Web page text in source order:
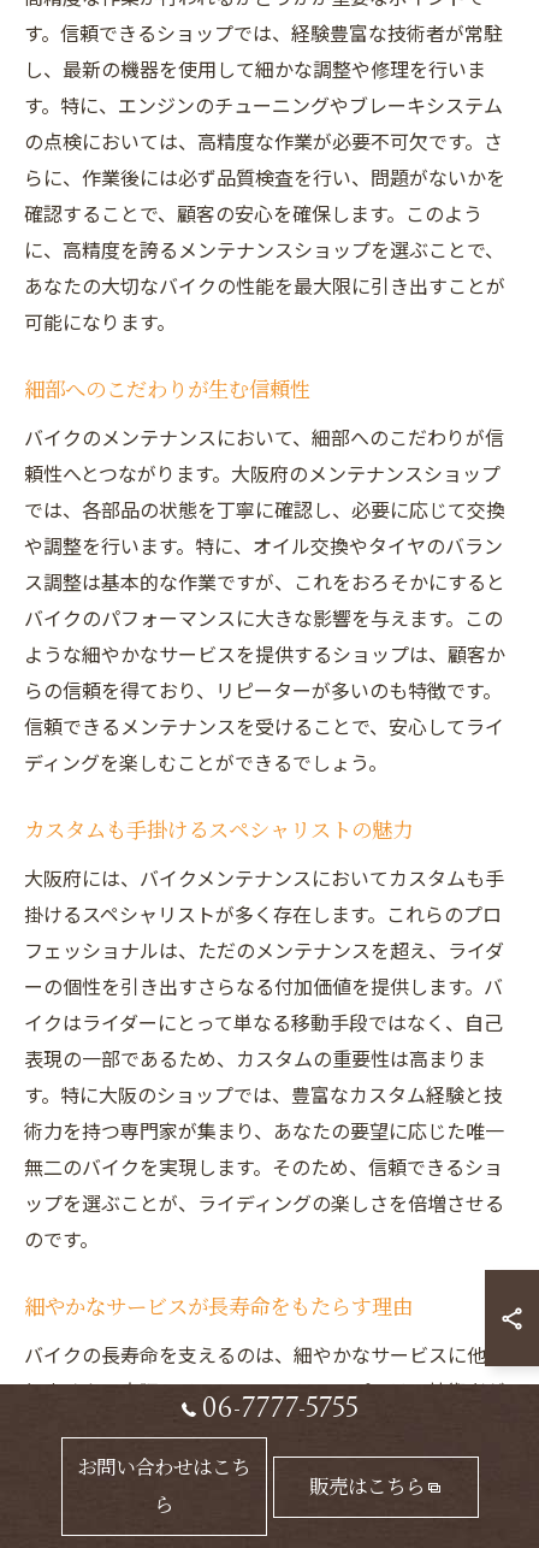
す。信頼できるショップでは、経験豊富な技術者が常駐
し、最新の機器を使用して細かな調整や修理を行いま
す。特に、エンジンのチューニングやブレーキシステム
の点検においては、高精度な作業が必要不可欠です。さ
らに、作業後には必ず品質検査を行い、問題がないかを
確認することで、顧客の安心を確保します。このよう
に、高精度を誇るメンテナンスショップを選ぶことで、
あなたの大切なバイクの性能を最大限に引き出すことが
可能になります。
細部へのこだわりが生む信頼性
バイクのメンテナンスにおいて、細部へのこだわりが信
頼性へとつながります。大阪府のメンテナンスショップ
では、各部品の状態を丁寧に確認し、必要に応じて交換
や調整を行います。特に、オイル交換やタイヤのバラン
ス調整は基本的な作業ですが、これをおろそかにすると
バイクのパフォーマンスに大きな影響を与えます。この
ような細やかなサービスを提供するショップは、顧客か
らの信頼を得ており、リピーターが多いのも特徴です。
信頼できるメンテナンスを受けることで、安心してライ
ディングを楽しむことができるでしょう。
カスタムも手掛けるスペシャリストの魅力
大阪府には、バイクメンテナンスにおいてカスタムも手
掛けるスペシャリストが多く存在します。これらのプロ
フェッショナルは、ただのメンテナンスを超え、ライダ
ーの個性を引き出すさらなる付加価値を提供します。バ
イクはライダーにとって単なる移動手段ではなく、自己
表現の一部であるため、カスタムの重要性は高まりま
す。特に大阪のショップでは、豊富なカスタム経験と技
術力を持つ専門家が集まり、あなたの要望に応じた唯一
無二のバイクを実現します。そのため、信頼できるショ
ップを選ぶことが、ライディングの楽しさを倍増させる
のです。
細やかなサービスが長寿命をもたらす理由
バイクの長寿命を支えるのは、細やかなサービスに他な
りません。大阪のメンテナンスショップでは、技術者が
バイクを隅々まで点検し、具体的なニーズに応じたアプ
ローチを行います。これにより、バイクの性能を最大限
に引き出すことが可能です。たとえば、定期的なオイル
交換やタイヤの状態確認など、細かなメンテナンスがバ
06-7777-5755
お問い合わせはこち
ら
販売はこちら